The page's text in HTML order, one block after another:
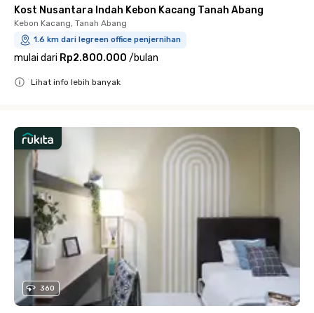
Kost Nusantara Indah Kebon Kacang Tanah Abang
Kebon Kacang, Tanah Abang
1.6 km dari legreen office penjernihan
mulai dari Rp2.800.000 /bulan
Lihat info lebih banyak
360